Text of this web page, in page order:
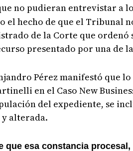
no pudieran entrevistar a
hecho de que el Tribunal
de la Corte que ordenó
presentado por una de
Pérez manifestó que lo
en el Caso New
del expediente, se
alterada.
que esa constancia